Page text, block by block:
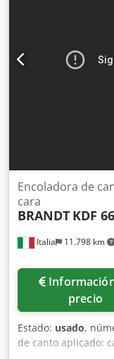
Italia 11.798 km
Encoladora de
cara
BRANDT KDF
Información de
precio
Estado: usado,
de canto aplicado: